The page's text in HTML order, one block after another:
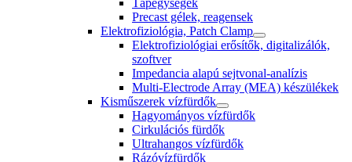
Precast gélek, reagensek
Elektrofiziológia, Patch Clamp
Elektrofiziológiai erősítők, digitalizálók,
szoftver
Impedancia alapú sejtvonal-analízis
Multi-Electrode Array (MEA) készülékek
Kisműszerek vízfürdők
Hagyományos vízfürdők
Cirkulációs fürdők
Ultrahangos vízfürdők
Rázóvízfürdők